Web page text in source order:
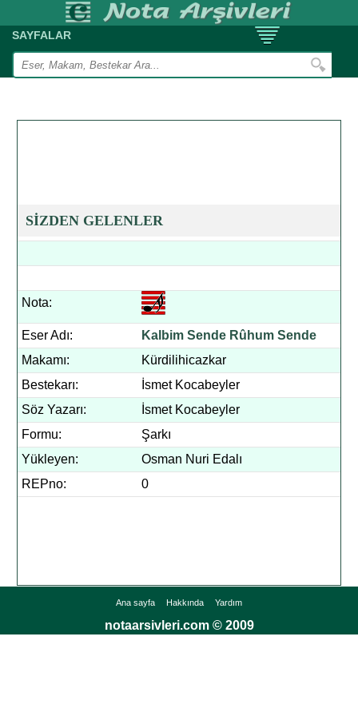
SAYFALAR
SİZDEN GELENLER
Nota:
Eser Adı:
Kalbim Sende Rûhum Sende
Makamı:
Kürdilihicazkar
Bestekarı:
İsmet Kocabeyler
Söz Yazarı:
İsmet Kocabeyler
Formu:
Şarkı
Yükleyen:
Osman Nuri Edalı
REPno:
0
Ana sayfa Hakkında Yardım
notaarsivleri.com © 2009